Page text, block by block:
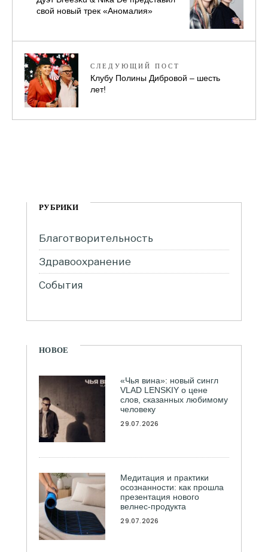
свой новый трек «Аномалия»
СЛЕДУЮЩИЙ ПОСТ
Клубу Полины Дибровой – шесть
лет!
РУБРИКИ
Благотворительность
Здравоохранение
События
НОВОЕ
«Чья вина»: новый сингл
VLAD LENSKIY о цене
слов, сказанных любимому
человеку
29.07.2026
Медитация и практики
осознанности: как прошла
презентация нового
велнес-продукта
29.07.2026